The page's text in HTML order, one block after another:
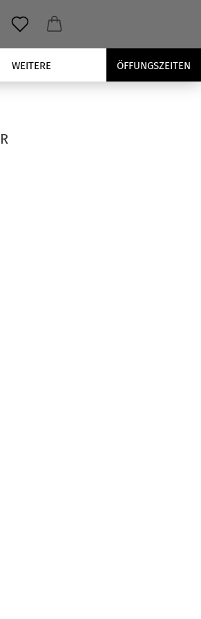
ÖFFUNGSZEITEN
WEITERE